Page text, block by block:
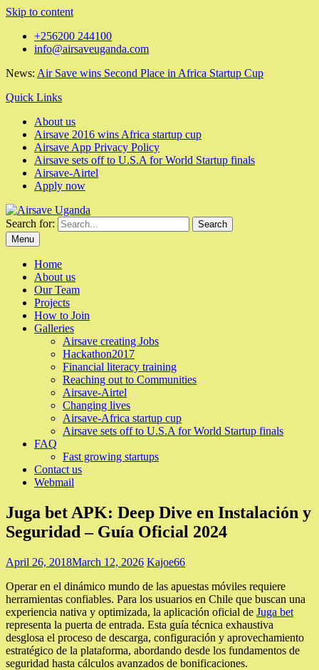
Skip to content
+256200 244100
info@airsaveuganda.com
News: Air Save wins Second Place in Africa Startup Cup
Quick Links
About us
Airsave 2016 wins Africa startup cup
Airsave App Privacy Policy
Airsave sets off to U.S.A for World Startup finals
Airsave-Airtel
Apply now
Search for:
Menu
Home
About us
Our Team
Projects
How to Join
Galleries
Airsave creating Jobs
Hackathon2017
Financial literacy training
Reaching out to Communities
Airsave-Airtel
Changing lives
Airsave-Africa startup cup
Airsave sets off to U.S.A for World Startup finals
FAQ
Fast growing startups
Contact us
Webmail
Juga bet APK: Deep Dive en Instalación y
Seguridad – Guía Oficial 2024
April 26, 2018March 12, 2026 Kajoe66
Operar en el dinámico mundo de las apuestas móviles requiere
herramientas confiables. Para los usuarios en Chile que buscan una
experiencia nativa y optimizada, la aplicación oficial de Juga bet
representa la puerta de entrada. Esta guía técnica exhaustiva
desglosa el proceso de descarga, configuración y aprovechamiento
estratégico de la plataforma, abordando desde los fundamentos de
seguridad hasta cálculos avanzados de bonificaciones.